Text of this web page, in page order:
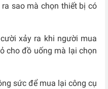
sao mà chọn thiết bị có
xảy ra khi người mua
cho đồ uống mà lại chọn
sức để mua lại công cụ